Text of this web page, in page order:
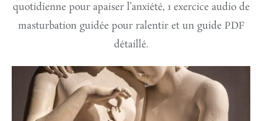
quotidienne pour apaiser l’anxiété, 1 exercice audio de
masturbation guidée pour ralentir et un guide PDF
détaillé.